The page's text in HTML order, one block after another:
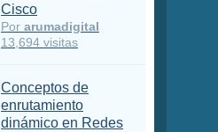
Cisco
Por arumadigital
13,694 visitas
Conceptos de
enrutamiento
dinámico en Redes